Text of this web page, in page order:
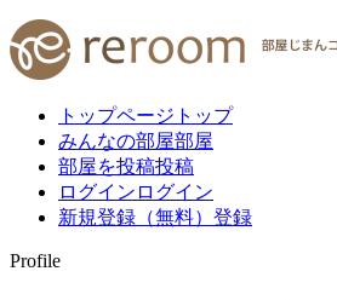
トップページ トップ
みんなの部屋部屋
部屋を投稿投稿
ログイン ログイン
新規登録（無料） 登録
Profile